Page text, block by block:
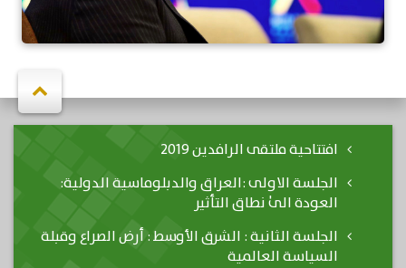
افتتاحية ملتقى الرافدين 2019
الجلسة الاولى :العراق والدبلوماسية الدولية:
العودة الىٰ نطاق التأثير
الجلسة الثانية : الشرق الأوسط : أرض الصراع وقبلة
السياسة العالمية